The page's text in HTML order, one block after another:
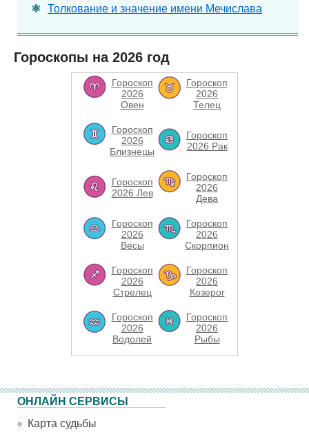
Толкование и значение имени Мечислава
Гороскопы на 2026 год
Гороскоп
2026
Овен
Гороскоп
2026
Телец
Гороскоп
2026
Близнецы
Гороскоп
2026 Рак
Гороскоп
2026 Лев
Гороскоп
2026
Дева
Гороскоп
2026
Весы
Гороскоп
2026
Скорпион
Гороскоп
2026
Стрелец
Гороскоп
2026
Козерог
Гороскоп
2026
Водолей
Гороскоп
2026
Рыбы
ОНЛАЙН СЕРВИСЫ
Карта судьбы